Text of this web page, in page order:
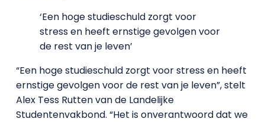
‘Een hoge studieschuld zorgt voor
stress en heeft ernstige gevolgen voor
de rest van je leven’
“Een hoge studieschuld zorgt voor stress en heeft
ernstige gevolgen voor de rest van je leven”, stelt
Alex Tess Rutten van de Landelijke
Studentenvakbond. “Het is onverantwoord dat we